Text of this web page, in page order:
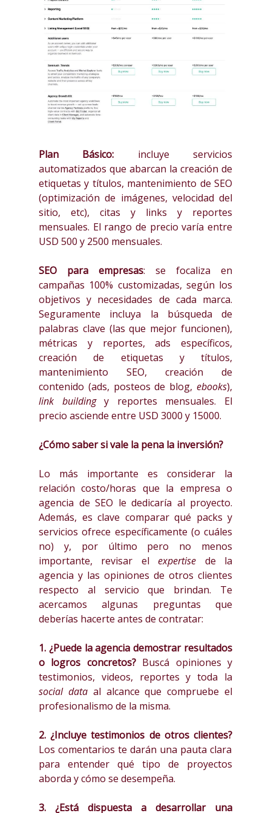
Plan Básico: incluye servicios
automatizados que abarcan la creación de
etiquetas y títulos, mantenimiento de SEO
(optimización de imágenes, velocidad del
sitio, etc), citas y links y reportes
mensuales. El rango de precio varía entre
USD 500 y 2500 mensuales.
SEO para empresas: se focaliza en
campañas 100% customizadas, según los
objetivos y necesidades de cada marca.
Seguramente incluya la búsqueda de
palabras clave (las que mejor funcionen),
métricas y reportes, ads específicos,
creación de etiquetas y títulos,
mantenimiento SEO, creación de
contenido (ads, posteos de blog, ebooks),
link buildingy reportes mensuales. El
precio asciende entre USD 3000 y 15000.
¿Cómo saber si vale la pena la inversión?
Lo más importante es considerar la
relación costo/horas que la empresa o
agencia de SEO le dedicaría al proyecto.
Además, es clave comparar qué packs y
servicios ofrece específicamente (o cuáles
no) y, por último pero no menos
importante, revisar elexpertise de la
agencia y las opiniones de otros clientes
respecto al servicio que brindan. Te
acercamos algunas preguntas que
deberías hacerte antes de contratar:
1. ¿Puede la agencia demostrar resultados
o logros concretos?Buscá opiniones y
testimonios, videos, reportes y toda la
social dataal alcance que compruebe el
profesionalismo de la misma.
2. ¿Incluye testimonios de otros clientes?
Los comentarios te darán una pauta clara
para entender qué tipo de proyectos
aborda y cómo se desempeña.
3. ¿Está dispuesta a desarrollar una